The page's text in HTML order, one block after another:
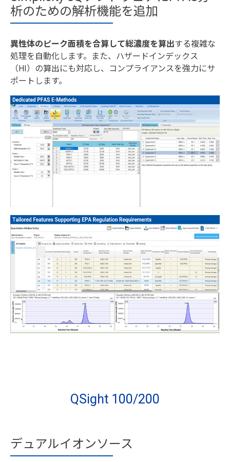
析のための解析機能を追加
異性体のピーク面積を合算して総濃度を算出する複雑な
処理を自動化します。また、ハザードインデックス
（HI）の算出にも対応し、コンプライアンスを強力にサ
ポートします。
QSight 100/200
デュアルイオンソース